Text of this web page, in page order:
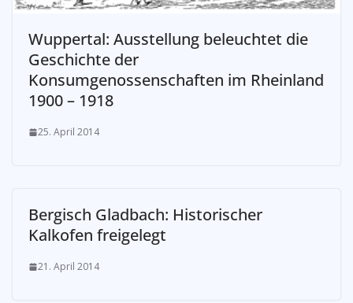
Wuppertal: Ausstellung beleuchtet die
Geschichte der
Konsumgenossenschaften im Rheinland
1900 – 1918
25. April 2014
Bergisch Gladbach: Historischer
Kalkofen freigelegt
21. April 2014